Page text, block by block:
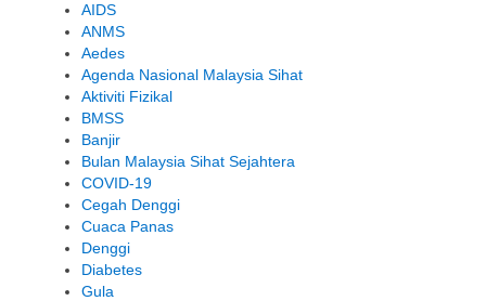
AIDS
ANMS
Aedes
Agenda Nasional Malaysia Sihat
Aktiviti Fizikal
BMSS
Banjir
Bulan Malaysia Sihat Sejahtera
COVID-19
Cegah Denggi
Cuaca Panas
Denggi
Diabetes
Gula